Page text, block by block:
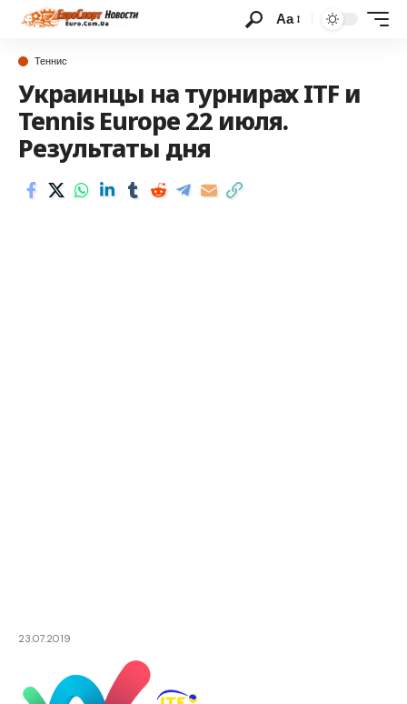
Аа
Теннис
Украинцы на турнирах ITF и
Tennis Europe 22 июля.
Результаты дня
23.07.2019